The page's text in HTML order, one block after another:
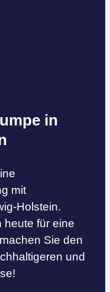
in
mit
Holstein.
heute für eine
Sie den
und